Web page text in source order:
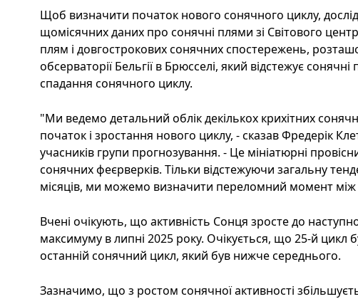
Щоб визначити початок нового сонячного циклу,
щомісячних даних про сонячні плями зі Світового
плям і довгострокових сонячних спостережень,
обсерваторії Бельгії в Брюсселі, який відстежує
спадання сонячного циклу.
"Ми ведемо детальний облік декількох крихітних
початок і зростання нового циклу, - сказав Фредерік
учасників групи прогнозування. - Це мініатюрні
сонячних феєрверків. Тільки відстежуючи загальну
місяців, ми можемо визначити переломний момент
Вчені очікують, що активність Сонця зросте до
максимуму в липні 2025 року. Очікується, що 25-й цикл
останній сонячний цикл, який був нижче середнього.
Зазначимо, що з ростом сонячної активності